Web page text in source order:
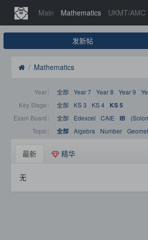
Main Mathematics UKMT/AMC
发新帖
Mathematics
Year： 全部 Year 7 Year 8 Year 9
Key Stage：
全部 KS 3 KS 4
KS 5
Exam Board：
全部 Edexcel CAIE IB
Topic：
全部 Algebra Number
最新 精华
无